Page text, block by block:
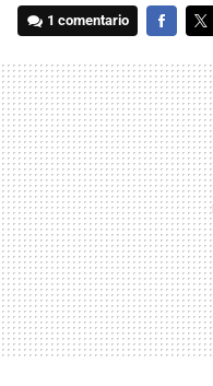
1 comentario